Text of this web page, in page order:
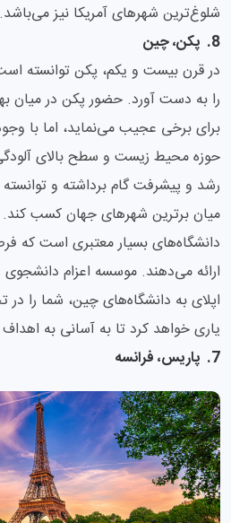
شلوغ‌‌ترین شهرهای آمریکا نیز می‌باشد.
8. پکن، چین
در قرن بیست و یکم، پکن توانسته
را به دست آورد. حضور پکن در میان
برای برخی عجیب می‌نماید، اما با
حوزه محیط زیست و سطح بالای
رشد و پیشرفت گام برداشته و
میان برترین شهرهای جهان کسب کند.
دانشگاه‌های بسیار معتبری است که
ارائه می‌دهند. موسسه اعزام
اپلای به دانشگاه‌های چین، شما را در
یاری خواهد کرد تا به آسانی به
7. پاریس، فرانسه